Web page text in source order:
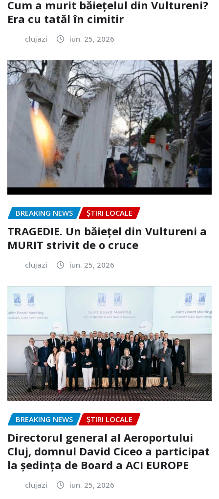
Cum a murit băiețelul din Vultureni?
Era cu tatăl în cimitir
clujazi iun. 25, 2026
BREAKING NEWS ȘTIRI LOCALE
TRAGEDIE. Un băiețel din Vultureni a
MURIT strivit de o cruce
clujazi iun. 25, 2026
BREAKING NEWS ȘTIRI LOCALE
Directorul general al Aeroportului
Cluj, domnul David Ciceo a participat
la ședința de Board a ACI EUROPE
clujazi iun. 25, 2026